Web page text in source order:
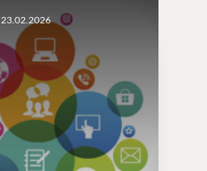
23.02.2026